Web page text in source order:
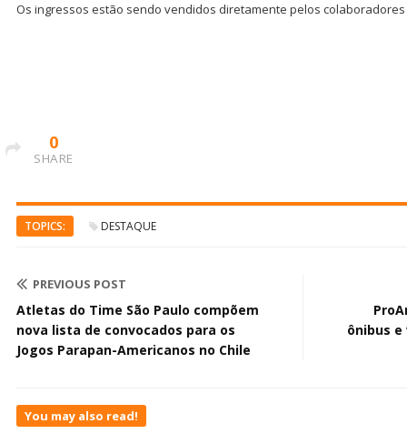
Os ingressos estão sendo vendidos diretamente pelos colaboradores
0
SHARE
TOPICS: DESTAQUE
PREVIOUS POST
Atletas do Time São Paulo compõem
nova lista de convocados para os
Jogos Parapan-Americanos no Chile
ônibus
You may also read!